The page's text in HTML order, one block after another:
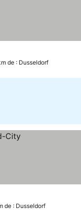
de : Dusseldorf
de : Dusseldorf